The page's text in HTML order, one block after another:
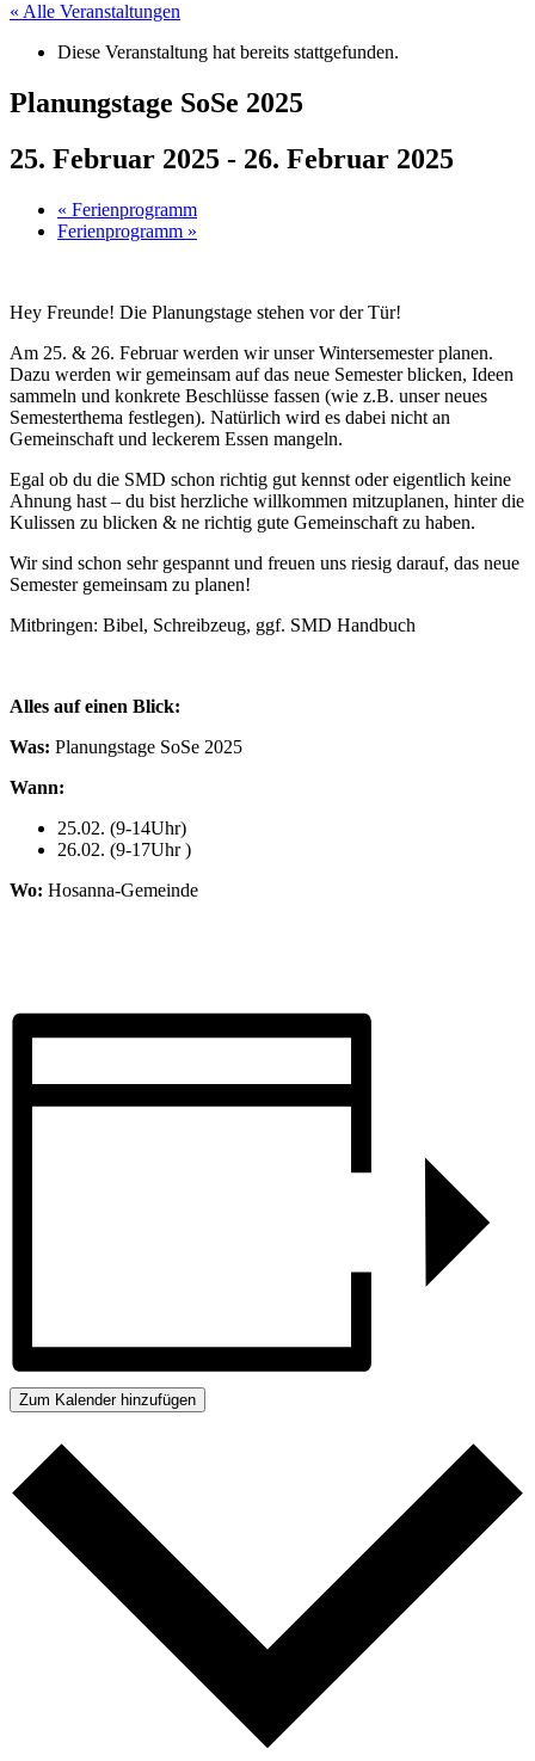
« Alle Veranstaltungen
Diese Veranstaltung hat bereits stattgefunden.
Planungstage SoSe 2025
25. Februar 2025 - 26. Februar 2025
« Ferienprogramm
Ferienprogramm »
Hey Freunde! Die Planungstage stehen vor der Tür!
Am 25. & 26. Februar werden wir unser Wintersemester planen.
Dazu werden wir gemeinsam auf das neue Semester blicken, Ideen
sammeln und konkrete Beschlüsse fassen (wie z.B. unser neues
Semesterthema festlegen). Natürlich wird es dabei nicht an
Gemeinschaft und leckerem Essen mangeln.
Egal ob du die SMD schon richtig gut kennst oder eigentlich keine
Ahnung hast – du bist herzliche willkommen mitzuplanen, hinter die
Kulissen zu blicken & ne richtig gute Gemeinschaft zu haben.
Wir sind schon sehr gespannt und freuen uns riesig darauf, das neue
Semester gemeinsam zu planen!
Mitbringen: Bibel, Schreibzeug, ggf. SMD Handbuch
Alles auf einen Blick:
Was: Planungstage SoSe 2025
Wann:
25.02. (9-14Uhr)
26.02. (9-17Uhr )
Wo: Hosanna-Gemeinde
Zum Kalender hinzufügen